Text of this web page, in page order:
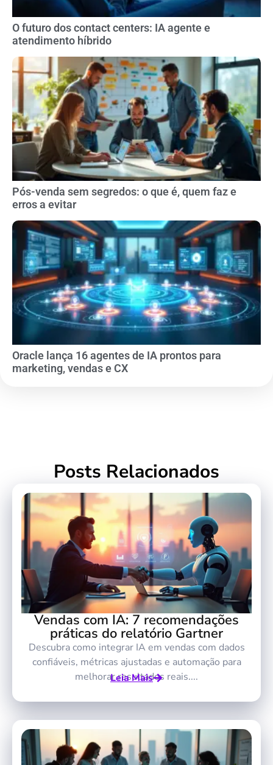
O futuro dos contact centers: IA agente e
atendimento híbrido
Pós-venda sem segredos: o que é, quem faz e
erros a evitar
Oracle lança 16 agentes de IA prontos para
marketing, vendas e CX
Posts Relacionados
Vendas com IA: 7 recomendações
práticas do relatório Gartner
Descubra como integrar IA em vendas com dados
confiáveis, métricas ajustadas e automação para
melhorar resultados reais....
Leia Mais